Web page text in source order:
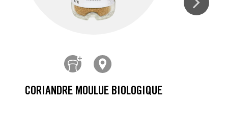
CORIANDRE MOULUE BIOLOGIQUE